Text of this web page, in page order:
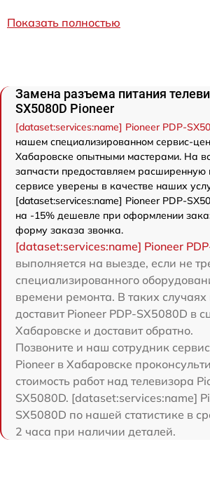
Показать полностью
Замена разъема питания
SX5080D Pioneer
[dataset:services:name] Pioneer PDP-
нашем специализированном сервис-
Хабаровске опытными мастерами. На
запчасти предоставляем
сервисе уверены в качестве наших
[dataset:services:name] Pioneer PDP-
на -15% дешевле при оформлении
форму заказа звонка.
[dataset:services:name] Pioneer
выполняется на выезде, если не
специализированного
времени ремонта. В таких
доставит Pioneer PDP-SX5080D в
Хабаровске и доставит обратно.
Позвоните и наш сотрудник
Pioneer в Хабаровске
стоимость работ над телевизора
SX5080D. [dataset:services:name]
SX5080D по нашей статистике в
2 часа при наличии деталей.